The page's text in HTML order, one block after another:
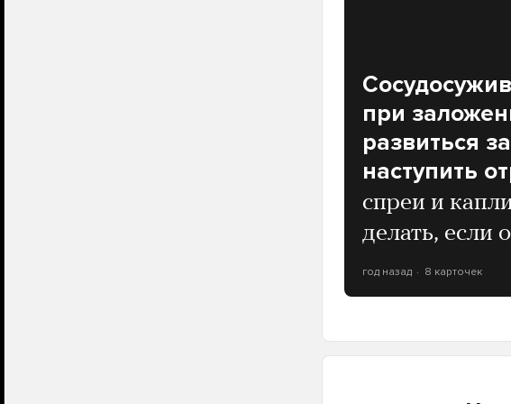
при
развиться
наступить
спреи и
делать, если
год назад 8 карточек